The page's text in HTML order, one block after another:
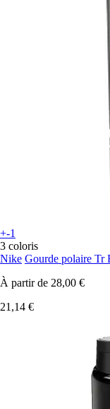
+-1
3 coloris
Nike Gourde polaire Tr
À partir de 28,00 €
21,14 €